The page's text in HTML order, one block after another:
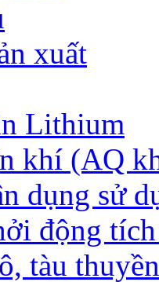
xuất
Lithium
khí (AQ
dụng sử
động
tàu thuyền